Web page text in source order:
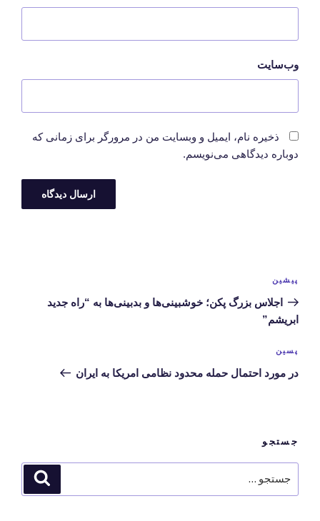
وب‌سایت
ذخیره نام، ایمیل و وبسایت من در مرورگر برای زمانی که
دوباره دیدگاهی می‌نویسم.
نوشته
قبلی
پیشین
اجلاس بزرگ پکن؛ خوشبینی‌ها و بدبینی‌ها به “راه جدید
ابریشم”
نوشته‌ی
پسین
در مورد احتمال حمله محدود نظامی امریکا به ایران
جستجو
برای
جستجو